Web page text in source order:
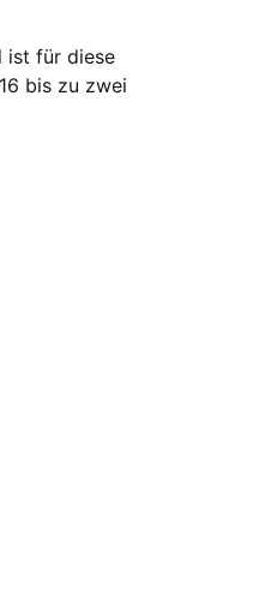
ist für diese
bis zu zwei